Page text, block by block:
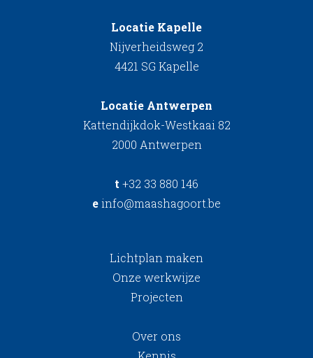
Locatie Kapelle
Nijverheidsweg 2
4421 SG Kapelle
Locatie Antwerpen
Kattendijkdok-Westkaai 82
2000 Antwerpen
t +32 33 880 146
einfo@maashagoort.be
Lichtplan maken
Onze werkwijze
Projecten
Over ons